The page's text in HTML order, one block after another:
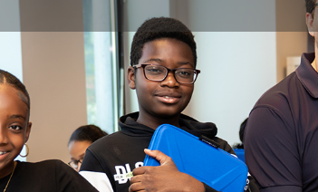
Gefeliciteerd aan alle geslaagden
04 juni 2020
Een bijzondere dag en anders dan anders, maar meer dan
Vandaag vieren geslaagde scholieren in heel Nederland
anders dan anders, maar meer dan verdiend. Door het